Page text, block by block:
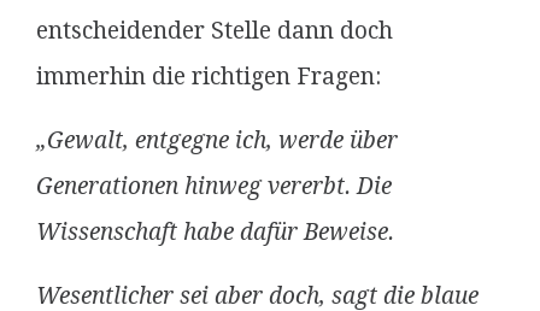
entscheidender Stelle dann doch
immerhin die richtigen Fragen:
„Gewalt, entgegne ich, werde über
Generationen hinweg vererbt. Die
Wissenschaft habe dafür Beweise.
Wesentlicher sei aber doch, sagt die blaue